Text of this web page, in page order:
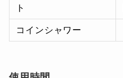
ト
コインシャワー